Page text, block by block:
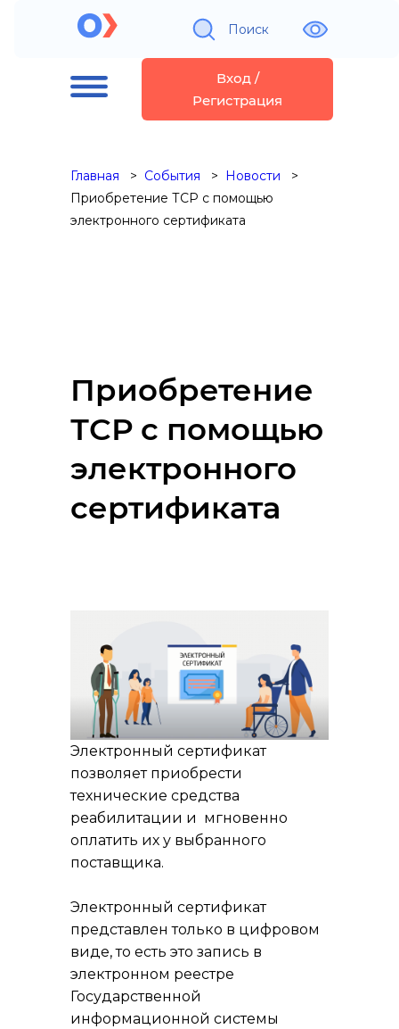
Поиск
Вход /
Регистрация
Главная События
Новости
Приобретение ТСР с помощью
электронного сертификата
Приобретение
ТСР с помощью
электронного
сертификата
Электронный сертификат
позволяет приобрести
технические средства
реабилитации и мгновенно
оплатить их у выбранного
поставщика.
Электронный сертификат
представлен только в цифровом
виде, то есть это запись в
электронном реестре
Государственной
информационной системы